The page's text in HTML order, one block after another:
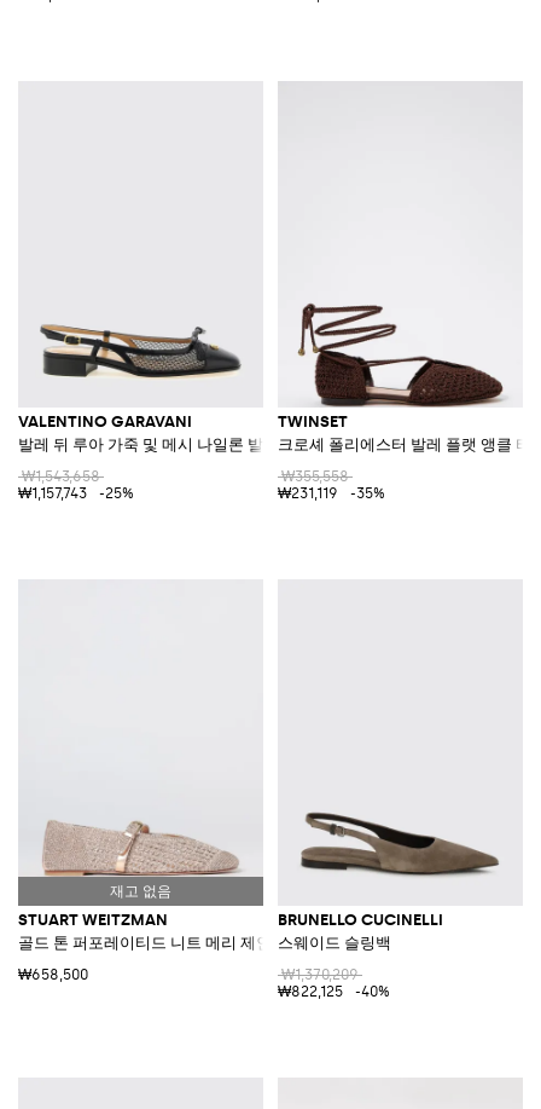
VALENTINO GARAVANI
발레 뒤 루아 가죽 및 메시 나일론 발레리나
₩1,543,658
₩1,157,743
-25%
TWINSET
크로셰 폴리에스터 발레 플랫 앵클 타
₩355,558
₩231,119
-35%
STUART WEITZMAN
골드 톤 퍼포레이티드 니트 메리 제인 플랫
₩658,500
BRUNELLO CUCINELLI
스웨이드 슬링백
₩1,370,209
₩822,125
-40%